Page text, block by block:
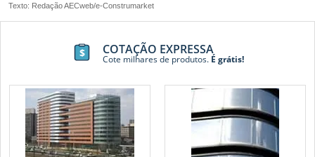
Texto: Redação AECweb/e-Construmarket
COTAÇÃO EXPRESSA
Cote milhares de produtos.É grátis!